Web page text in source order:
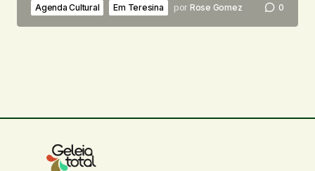
Agenda Cultural Em Teresina por Rose Gomez 0